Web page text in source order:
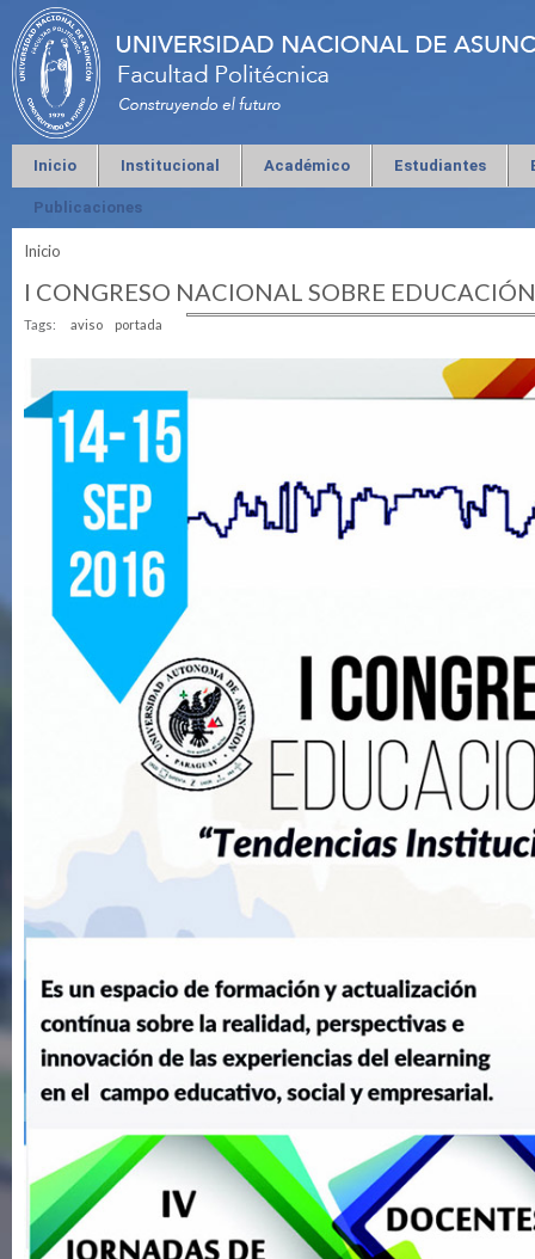
Inicio Institucional Académico Estudiantes
Publicaciones
Se encuentra usted aquí
Inicio
I CONGRESO NACIONAL SOBRE
Tags: aviso portada